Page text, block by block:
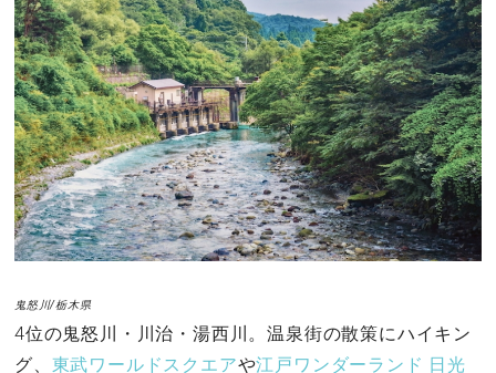
鬼怒川/栃木県
4位の鬼怒川・川治・湯西川。温泉街の散策にハイキン
グ、 東武ワールドスクエアや江戸ワンダーランド 日光